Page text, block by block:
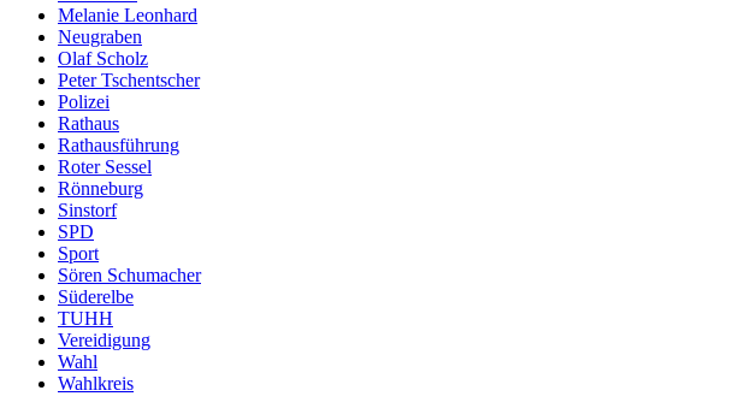
Melanie Leonhard
Neugraben
Olaf Scholz
Peter Tschentscher
Polizei
Rathaus
Rathausführung
Roter Sessel
Rönneburg
Sinstorf
SPD
Sport
Sören Schumacher
Süderelbe
TUHH
Vereidigung
Wahl
Wahlkreis